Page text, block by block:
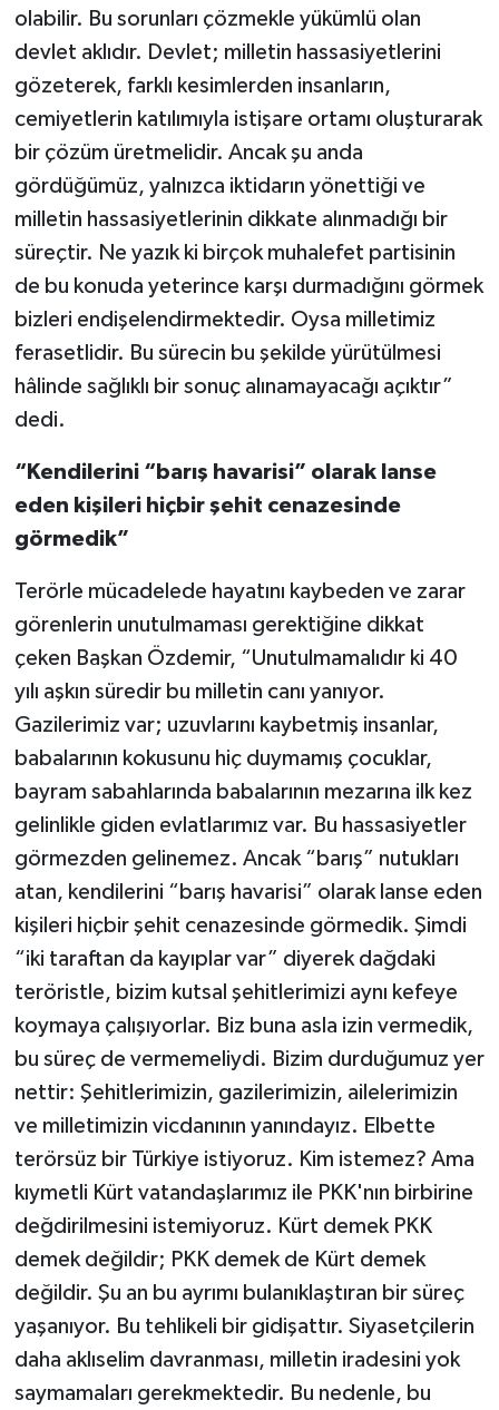
olabilir. Bu sorunları çözmekle yükümlü olan
devlet aklıdır. Devlet; milletin hassasiyetlerini
gözeterek, farklı kesimlerden insanların,
cemiyetlerin katılımıyla istişare ortamı oluşturarak
bir çözüm üretmelidir. Ancak şu anda
gördüğümüz, yalnızca iktidarın yönettiği ve
milletin hassasiyetlerinin dikkate alınmadığı bir
süreçtir. Ne yazık ki birçok muhalefet partisinin
de bu konuda yeterince karşı durmadığını görmek
bizleri endişelendirmektedir. Oysa milletimiz
ferasetlidir. Bu sürecin bu şekilde yürütülmesi
hâlinde sağlıklı bir sonuç alınamayacağı açıktır”
dedi.
“Kendilerini “barış havarisi” olarak lanse
eden kişileri hiçbir şehit cenazesinde
görmedik”
Terörle mücadelede hayatını kaybeden ve zarar
görenlerin unutulmaması gerektiğine dikkat
çeken Başkan Özdemir, “Unutulmamalıdır ki 40
yılı aşkın süredir bu milletin canı yanıyor.
Gazilerimiz var; uzuvlarını kaybetmiş insanlar,
babalarının kokusunu hiç duymamış çocuklar,
bayram sabahlarında babalarının mezarına ilk kez
gelinlikle giden evlatlarımız var. Bu hassasiyetler
görmezden gelinemez. Ancak “barış” nutukları
atan, kendilerini “barış havarisi” olarak lanse eden
kişileri hiçbir şehit cenazesinde görmedik. Şimdi
“iki taraftan da kayıplar var” diyerek dağdaki
teröristle, bizim kutsal şehitlerimizi aynı kefeye
koymaya çalışıyorlar. Biz buna asla izin vermedik,
bu süreç de vermemeliydi. Bizim durduğumuz yer
nettir: Şehitlerimizin, gazilerimizin, ailelerimizin
ve milletimizin vicdanının yanındayız. Elbette
terörsüz bir Türkiye istiyoruz. Kim istemez? Ama
kıymetli Kürt vatandaşlarımız ile PKK'nın birbirine
değdirilmesini istemiyoruz. Kürt demek PKK
demek değildir; PKK demek de Kürt demek
değildir. Şu an bu ayrımı bulanıklaştıran bir süreç
yaşanıyor. Bu tehlikeli bir gidişattır. Siyasetçilerin
daha aklıselim davranması, milletin iradesini yok
saymamaları gerekmektedir. Bu nedenle, bu